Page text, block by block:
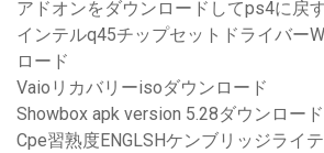
アドオンをダウンロードしてps4に戻
インテルq45チップセットドライバー
ロード
Vaioリカバリーisoダウンロード
Showbox apk version 5.28ダウンロード
Cpe習熟度ENGLSHケンブリッジライ